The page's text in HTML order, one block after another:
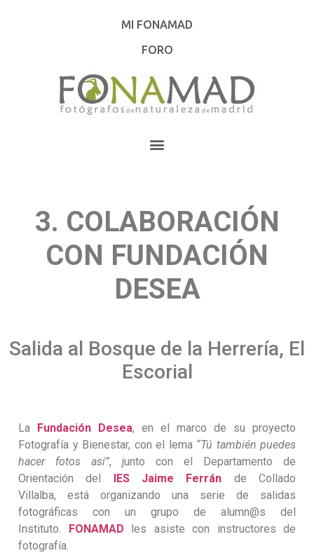
MI FONAMAD
FORO
3. COLABORACIÓN
CON FUNDACIÓN
DESEA
Salida al Bosque de la Herrería, El
Escorial
La Fundación Desea, en el marco de su proyecto
Fotografía y Bienestar, con el lema “Tú también puedes
hacer fotos así”, junto con el Departamento de
Orientación del IES Jaime Ferrán de Collado
Villalba, está organizando una serie de salidas
fotográficas con un grupo de alumn@s del
Instituto. FONAMAD les asiste con instructores de
fotografía.